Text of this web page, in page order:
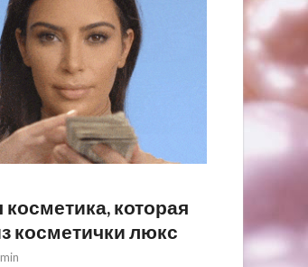
которая
косметички люкс